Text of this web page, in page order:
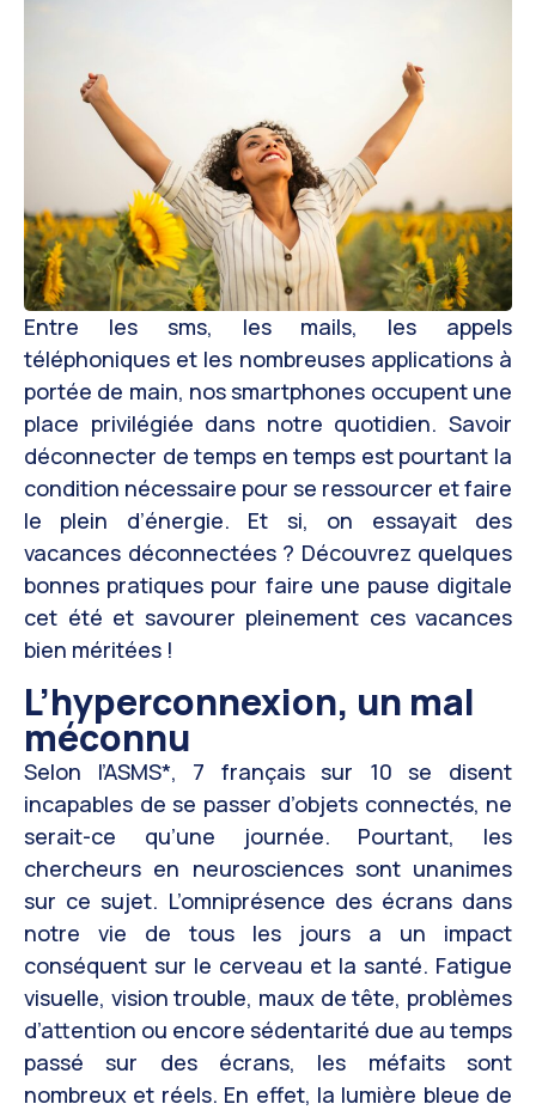
Entre les sms, les mails, les appels
téléphoniques et les nombreuses applications à
portée de main, nos smartphones occupent une
place privilégiée dans notre quotidien. Savoir
déconnecter de temps en temps est pourtant la
condition nécessaire pour se ressourcer et faire
le plein d’énergie. Et si, on essayait des
vacances déconnectées ? Découvrez quelques
bonnes pratiques pour faire une pause digitale
cet été et savourer pleinement ces vacances
bien méritées !
L’hyperconnexion, un mal
méconnu
Selon l’ASMS*, 7 français sur 10 se disent
incapables de se passer d’objets connectés, ne
serait-ce qu’une journée. Pourtant, les
chercheurs en neurosciences sont unanimes
sur ce sujet. L’omniprésence des écrans dans
notre vie de tous les jours a un impact
conséquent sur le cerveau et la santé. Fatigue
visuelle, vision trouble, maux de tête, problèmes
d’attention ou encore sédentarité due au temps
passé sur des écrans, les méfaits sont
nombreux et réels. En effet, la lumière bleue de